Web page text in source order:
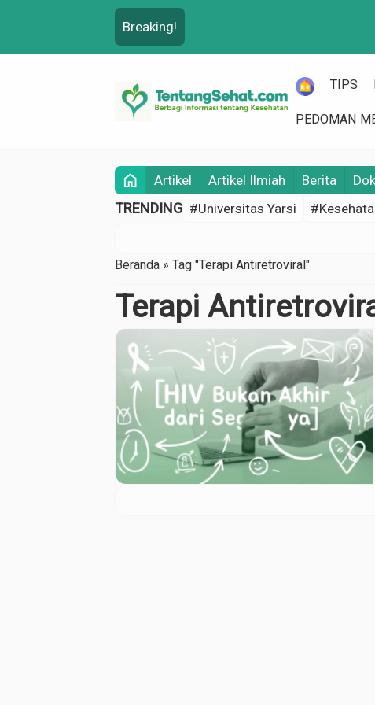
Breaking!
HOME
TIPS
PEDOMAN
home Artikel Artikel Ilmiah Berita
TRENDING #Universitas Yarsi
Beranda » Tag "Terapi Antiretroviral"
Terapi